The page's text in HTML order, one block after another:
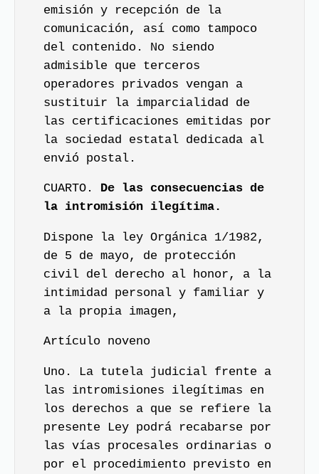
emisión y recepción de la
comunicación, así como tampoco
del contenido. No siendo
admisible que terceros
operadores privados vengan a
sustituir la imparcialidad de
las certificaciones emitidas por
la sociedad estatal dedicada al
envió postal.
CUARTO. De las consecuencias de
la intromisión ilegítima.
Dispone la ley Orgánica 1/1982,
de 5 de mayo, de protección
civil del derecho al honor, a la
intimidad personal y familiar y
a la propia imagen,
Artículo noveno
Uno. La tutela judicial frente a
las intromisiones ilegítimas en
los derechos a que se refiere la
presente Ley podrá recabarse por
las vías procesales ordinarias o
por el procedimiento previsto en